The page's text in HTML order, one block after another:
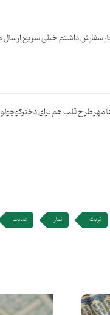
سفارش داشتم خیلی سریع ارسال
مهر طرح قلب هم برای
تربت نماز عبادت